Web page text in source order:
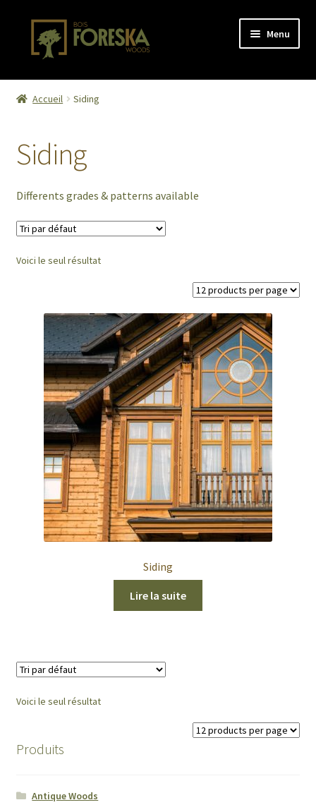
Aller
navigation
Aller
contenu
Menu
Accueil
Cart
Checkout
Confirmation de commande
Contact
Coop du Bois
Information
Calculations
Dimensions
Environment
Fact Sheet
Grades
Wood Anatomy
Wood measurements
Accueil Siding
Siding
Differents grades & patterns available
Voici le seul résultat
Siding
Lire la suite
Voici le seul résultat
Produits
Antique Woods